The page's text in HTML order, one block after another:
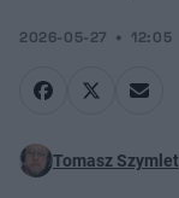
2026-05-27 12:05
Tomasz Szymlet